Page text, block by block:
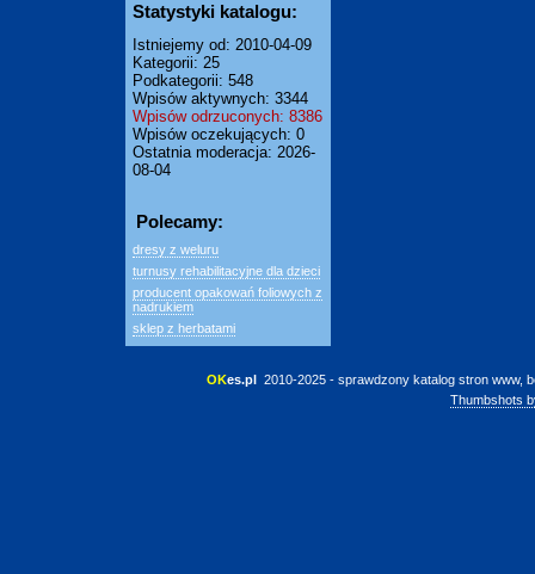
Statystyki katalogu:
Istniejemy od: 2010-04-09
Kategorii: 25
Podkategorii: 548
Wpisów aktywnych: 3344
Wpisów odrzuconych: 8386
Wpisów oczekujących: 0
Ostatnia moderacja: 2026-
08-04
Polecamy:
dresy z weluru
turnusy rehabilitacyjne dla dzieci
producent opakowań foliowych z
nadrukiem
sklep z herbatami
OKes.pl 2010-2025 - sprawdzony katalog stron www,
Thumbshots